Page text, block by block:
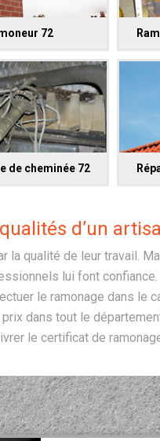
72
de cheminée 72
d’un
la qualité de leur travail.
lui font confiance.
le ramonage dans le
dans tout le
le certificat de